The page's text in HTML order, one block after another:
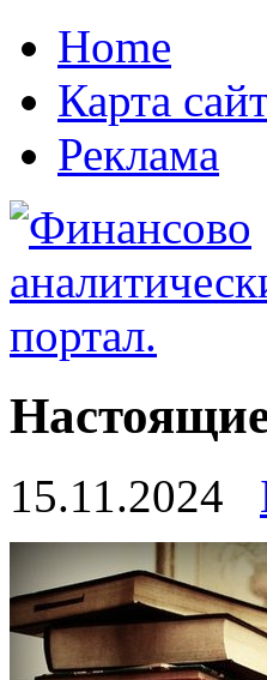
Home
Карта
Реклама
15.11.2024